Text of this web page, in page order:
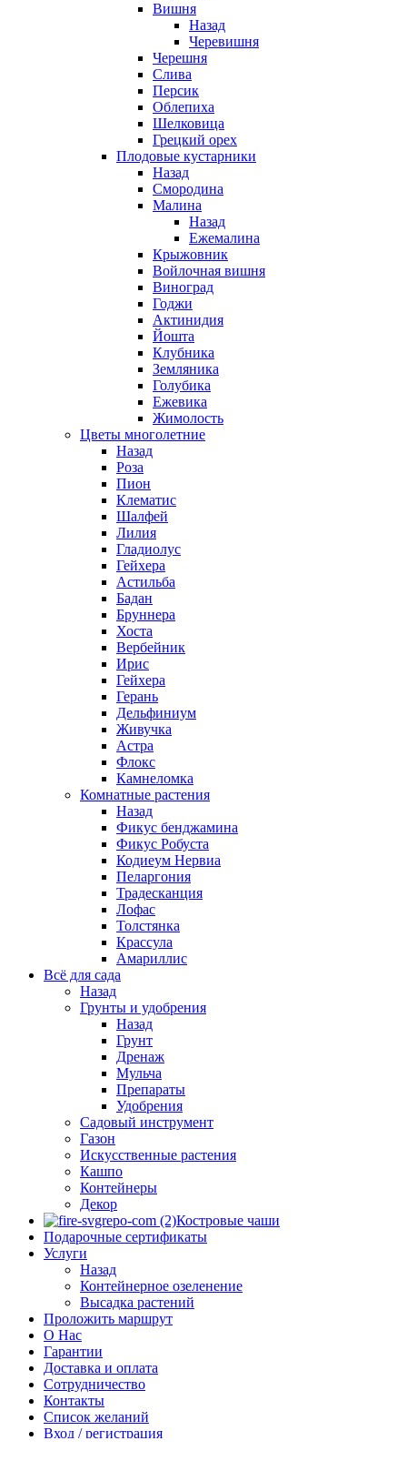
Вишня
Назад
Черевишня
Черешня
Слива
Персик
Облепиха
Шелковица
Грецкий орех
Плодовые кустарники
Назад
Смородина
Малина
Назад
Ежемалина
Крыжовник
Войлочная вишня
Виноград
Годжи
Актинидия
Йошта
Клубника
Земляника
Голубика
Ежевика
Жимолость
Цветы многолетние
Назад
Роза
Пион
Клематис
Шалфей
Лилия
Гладиолус
Гейхера
Астильба
Бадан
Бруннера
Хоста
Вербейник
Ирис
Гейхера
Герань
Дельфиниум
Живучка
Астра
Флокс
Камнеломка
Комнатные растения
Назад
Фикус бенджамина
Фикус Робуста
Кодиеум Нервиа
Пеларгония
Традесканция
Лофас
Толстянка
Крассула
Амариллис
Всё для сада
Назад
Грунты и удобрения
Назад
Грунт
Дренаж
Мульча
Препараты
Удобрения
Садовый инструмент
Газон
Искусственные растения
Кашпо
Контейнеры
Декор
Костровые чаши
Подарочные сертификаты
Услуги
Назад
Контейнерное озеленение
Высадка растений
Проложить маршрут
О Нас
Гарантии
Доставка и оплата
Сотрудничество
Контакты
Список желаний
Вход / регистрация